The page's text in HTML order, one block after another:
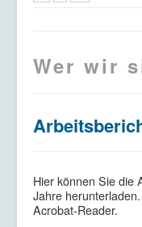
Termine
Wer wir
Hier können Sie die
Jahre
Acrobat-Reader.